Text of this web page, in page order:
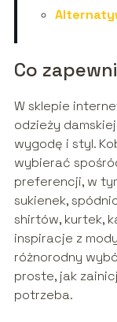
Co
W sklepie
odzieży
wygodę i styl.
wybierać
preferencji, w
sukienek,
shirtów, kurtek,
inspiracje z
różnorodny
proste, jak
potrzeba.